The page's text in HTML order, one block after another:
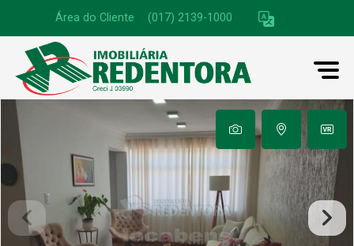
Área do Cliente (017) 2139-1000